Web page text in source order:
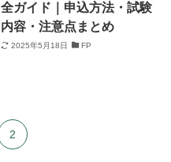
全ガイド｜申込方法・試験
内容・注意点まとめ
2025年5月18日 FP
2